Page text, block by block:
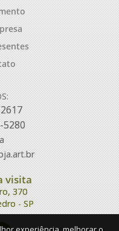
5280
visita
370
- SP